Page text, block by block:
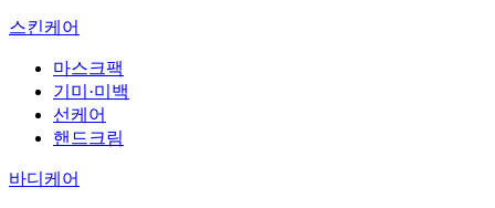
스킨케어
마스크팩
기미·미백
선케어
핸드크림
바디케어